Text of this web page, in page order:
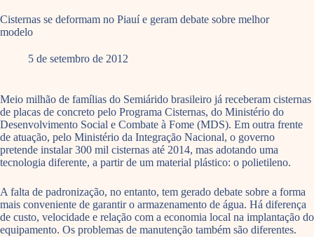
Cisternas se deformam no Piauí e geram debate sobre melhor
modelo
5 de setembro de 2012
Meio milhão de famílias do Semiárido brasileiro já receberam cisternas
de placas de concreto pelo Programa Cisternas, do Ministério do
Desenvolvimento Social e Combate à Fome (MDS). Em outra frente
de atuação, pelo Ministério da Integração Nacional, o governo
pretende instalar 300 mil cisternas até 2014, mas adotando uma
tecnologia diferente, a partir de um material plástico: o polietileno.
A falta de padronização, no entanto, tem gerado debate sobre a forma
mais conveniente de garantir o armazenamento de água. Há diferença
de custo, velocidade e relação com a economia local na implantação do
equipamento. Os problemas de manutenção também são diferentes.